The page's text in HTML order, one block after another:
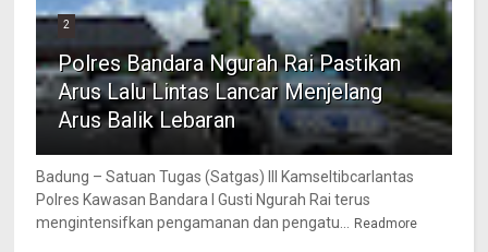
2
Polres Bandara Ngurah Rai Pastikan
Arus Lalu Lintas Lancar Menjelang
Arus Balik Lebaran
Badung – Satuan Tugas (Satgas) III Kamseltibcarlantas
Polres Kawasan Bandara I Gusti Ngurah Rai terus
mengintensifkan pengamanan dan pengatu...
Readmore